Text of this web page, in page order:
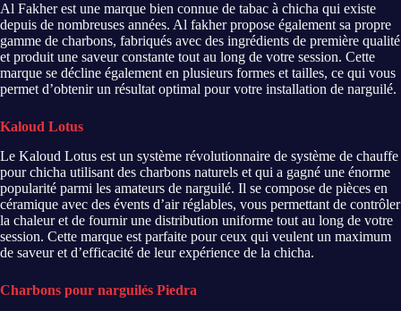
Al Fakher est une marque bien connue de tabac à chicha qui existe
depuis de nombreuses années. Al fakher propose également sa propre
gamme de charbons, fabriqués avec des ingrédients de première qualité
et produit une saveur constante tout au long de votre session. Cette
marque se décline également en plusieurs formes et tailles, ce qui vous
permet d’obtenir un résultat optimal pour votre installation de narguilé.
Kaloud Lotus
Le Kaloud Lotus est un système révolutionnaire de système de chauffe
pour chicha utilisant des charbons naturels et qui a gagné une énorme
popularité parmi les amateurs de narguilé. Il se compose de pièces en
céramique avec des évents d’air réglables, vous permettant de contrôler
la chaleur et de fournir une distribution uniforme tout au long de votre
session. Cette marque est parfaite pour ceux qui veulent un maximum
de saveur et d’efficacité de leur expérience de la chicha.
Charbons pour narguilés Piedra